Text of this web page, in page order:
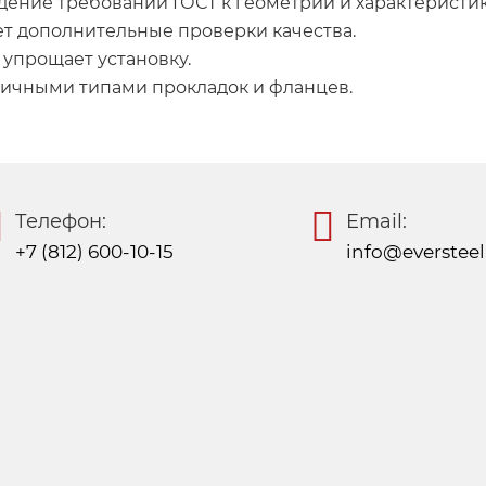
дополнительные проверки качества.
установку.
типами прокладок и фланцев.
Телефон:
+7 (812) 600-10-15
Email: